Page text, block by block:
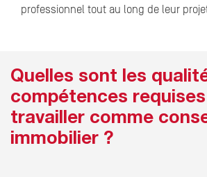
professionnel tout au long de leur
Quelles sont les
compétences
travailler comme
immobilier ?